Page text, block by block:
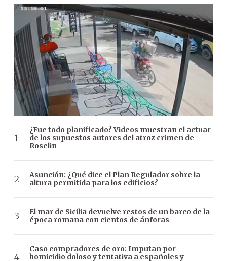
¿Fue todo planificado? Videos muestran el actuar
de los supuestos autores del atroz crimen de
Roselin
Asunción: ¿Qué dice el Plan Regulador sobre la
altura permitida para los edificios?
El mar de Sicilia devuelve restos de un barco de la
época romana con cientos de ánforas
Caso compradores de oro: Imputan por
homicidio doloso y tentativa a españoles y